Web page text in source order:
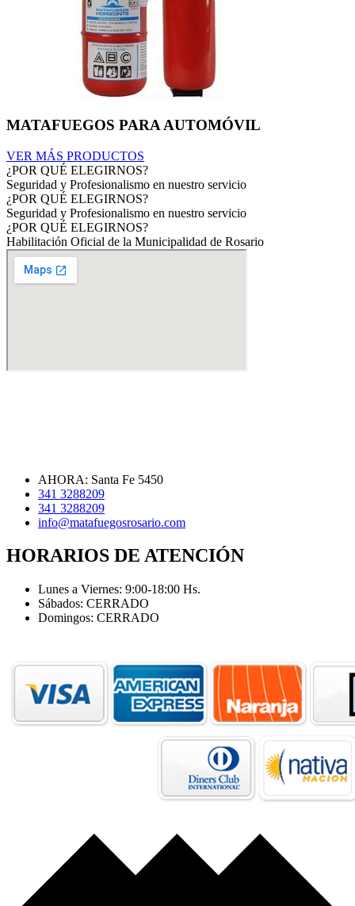
MATAFUEGOS PARA AUTOMÓVIL
VER MÁS PRODUCTOS
¿POR QUÉ ELEGIRNOS?
Seguridad y Profesionalismo en nuestro servicio
¿POR QUÉ ELEGIRNOS?
Seguridad y Profesionalismo en nuestro servicio
¿POR QUÉ ELEGIRNOS?
Habilitación Oficial de la Municipalidad de Rosario
AHORA: Santa Fe 5450
341 3288209
341 3288209
info@matafuegosrosario.com
HORARIOS DE ATENCIÓN
Lunes a Viernes: 9:00-18:00 Hs.
Sábados: CERRADO
Domingos: CERRADO